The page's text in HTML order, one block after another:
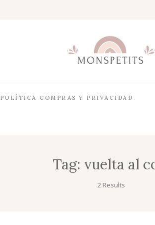
POLÍTICA COMPRAS Y PRIVACIDAD
Tag: vuelta al
2 Results